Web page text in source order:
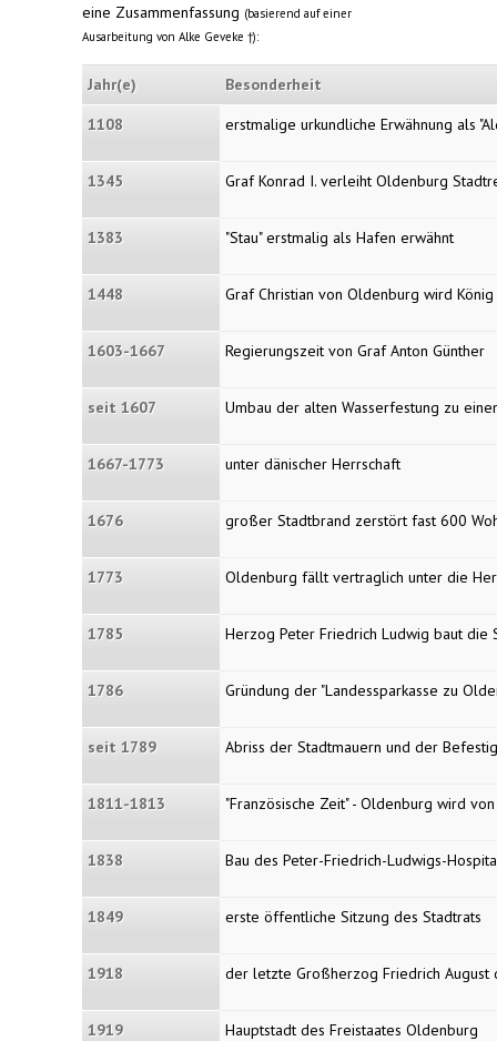
eine Zusammenfassung (basierend auf einer
Ausarbeitung von Alke Geveke †):
Jahr(e)
Besonderheit
1108
erstmalige urkundliche Erwähnung als
1345 Graf Konrad I. verleiht Oldenburg
1383 "Stau" erstmalig als Hafen erwähnt
1448 Graf Christian von Oldenburg wird
1603-1667 Regierungszeit von Graf Anton Günther
seit 1607 Umbau der alten Wasserfestung zu
1667-1773 unter dänischer Herrschaft
1676 großer Stadtbrand zerstört fast 600
1773 Oldenburg fällt vertraglich unter die
1785 Herzog Peter Friedrich Ludwig baut die
1786 Gründung der "Landessparkasse zu
seit 1789 Abriss der Stadtmauern und der
1811-1813 "Französische Zeit" - Oldenburg wird
1838 Bau des Peter-Friedrich-Ludwigs-
1849 erste öffentliche Sitzung des Stadtrats
1918 der letzte Großherzog Friedrich August
1919 Hauptstadt des Freistaates Oldenburg